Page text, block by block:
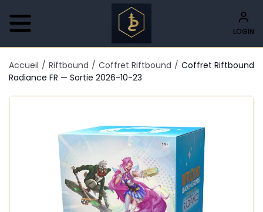
LOGIN
Accueil / Riftbound / Coffret Riftbound / Coffret Riftbound
Radiance FR — Sortie 2026-10-23